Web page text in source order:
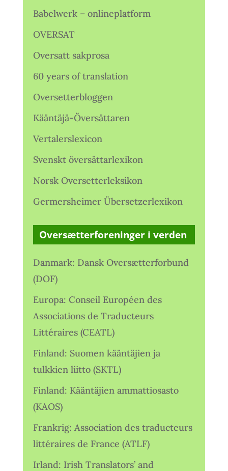
Babelwerk – onlineplatform
OVERSAT
Oversatt sakprosa
60 years of translation
Oversetterbloggen
Kääntäjä-Översättaren
Vertalerslexicon
Svenskt översättarlexikon
Norsk Oversetterleksikon
Germersheimer Übersetzerlexikon
Oversætterforeninger i verden
Danmark: Dansk Oversætterforbund
(DOF)
Europa: Conseil Européen des
Associations de Traducteurs
Littéraires (CEATL)
Finland: Suomen kääntäjien ja
tulkkien liitto (SKTL)
Finland: Kääntäjien ammattiosasto
(KAOS)
Frankrig: Association des traducteurs
littéraires de France (ATLF)
Irland: Irish Translators’ and